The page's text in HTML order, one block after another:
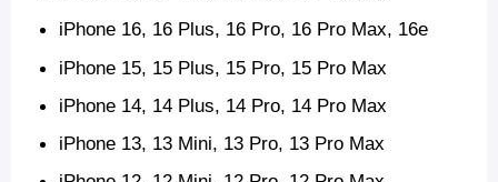
iPhone 16, 16 Plus, 16 Pro, 16 Pro Max, 16e
iPhone 15, 15 Plus, 15 Pro, 15 Pro Max
iPhone 14, 14 Plus, 14 Pro, 14 Pro Max
iPhone 13, 13 Mini, 13 Pro, 13 Pro Max